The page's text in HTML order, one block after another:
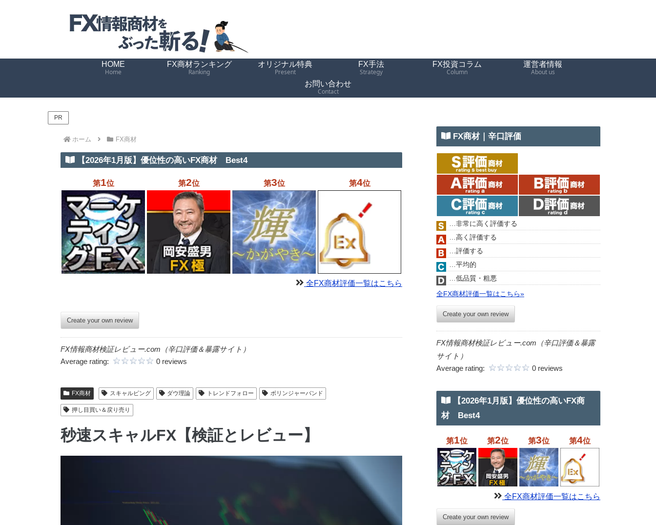
HOME
Home
FX商材ランキング
Ranking
オリジナル特典
Present
FX手法
Strategy
FX投資コラム
Column
運営者情報
About us
お問い合わせ
Contact
PR
ホーム FX商材
【2026年1月版】優位性の高いFX商材 Best4
第1位 第2位 第3位 第4位
全FX商材評価一覧はこちら
Create your own review
FX情報商材検証レビュー.com（辛口評価＆暴露サイト）
Average rating:
0 reviews
FX商材 スキャルピング ダウ理論 トレンドフォロー ボリンジャーバンド
押し目買い＆戻り売り
秒速スキャルFX【検証とレビュー】
FX商材｜辛口評価
…非常に高く評価する
…高く評価する
…評価する
…平均的
…低品質・粗悪
全FX商材評価一覧はこちら»
Create your own review
FX情報商材検証レビュー.com（辛口評価＆暴露
サイト）
Average rating:
0 reviews
【2026年1月版】優位性の高いFX商
材 Best4
第1位 第2位 第3位 第4位
全FX商材評価一覧はこちら
Create your own review